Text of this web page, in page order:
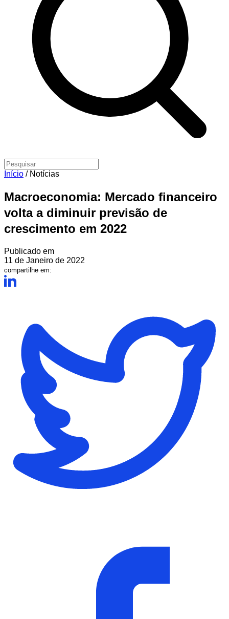
Início / Notícias
Macroeconomia: Mercado financeiro
volta a diminuir previsão de
crescimento em 2022
Publicado em
11 de Janeiro de 2022
compartilhe em: